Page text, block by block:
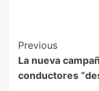
Previous
La nueva
conductores